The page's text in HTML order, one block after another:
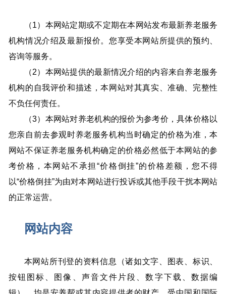
（1）本网站定期或不定期在本网站发布最新养老服务
机构情况介绍及最新报价。您享受本网站所提供的预约、
咨询等服务。
（2）本网站提供的最新情况介绍的内容来自养老服务
机构的自我评价和描述，本网站对其真实、准确、完整性
不负任何责任。
（3）本网站对养老机构的报价为参考价，具体价格以
您亲自前去参观时养老服务机构当时确定的价格为准，本
网站不保证养老服务机构确定的价格必然低于本网站的参
考价格，本网站不承担“价格倒挂”的价格差额，您不得
以“价格倒挂”为由对本网站进行投诉或其他手段干扰本网站
的正常运营。
网站内容
本网站所刊登的资料信息（诸如文字、图表、标识、
按钮图标、图像、声音文件片段、数字下载、数据编